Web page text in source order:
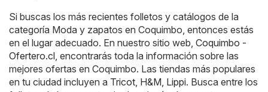
Si buscas los más recientes folletos y catálogos de la
categoría Moda y zapatos en Coquimbo, entonces estás
en el lugar adecuado. En nuestro sitio web, Coquimbo -
Ofertero.cl, encontrarás toda la información sobre las
mejores ofertas en Coquimbo. Las tiendas más populares
en tu ciudad incluyen a Tricot, H&M, Lippi. Busca entre los